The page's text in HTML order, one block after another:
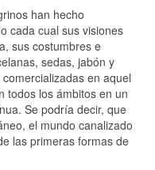
han hecho
cada cual sus visiones
sus costumbres e
sedas, jabón y
en aquel
todos los ámbitos en un
Se podría decir, que
el mundo canalizado
las primeras formas de